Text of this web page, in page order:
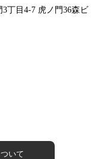
丁目4-7 虎ノ門36森ビ
いて